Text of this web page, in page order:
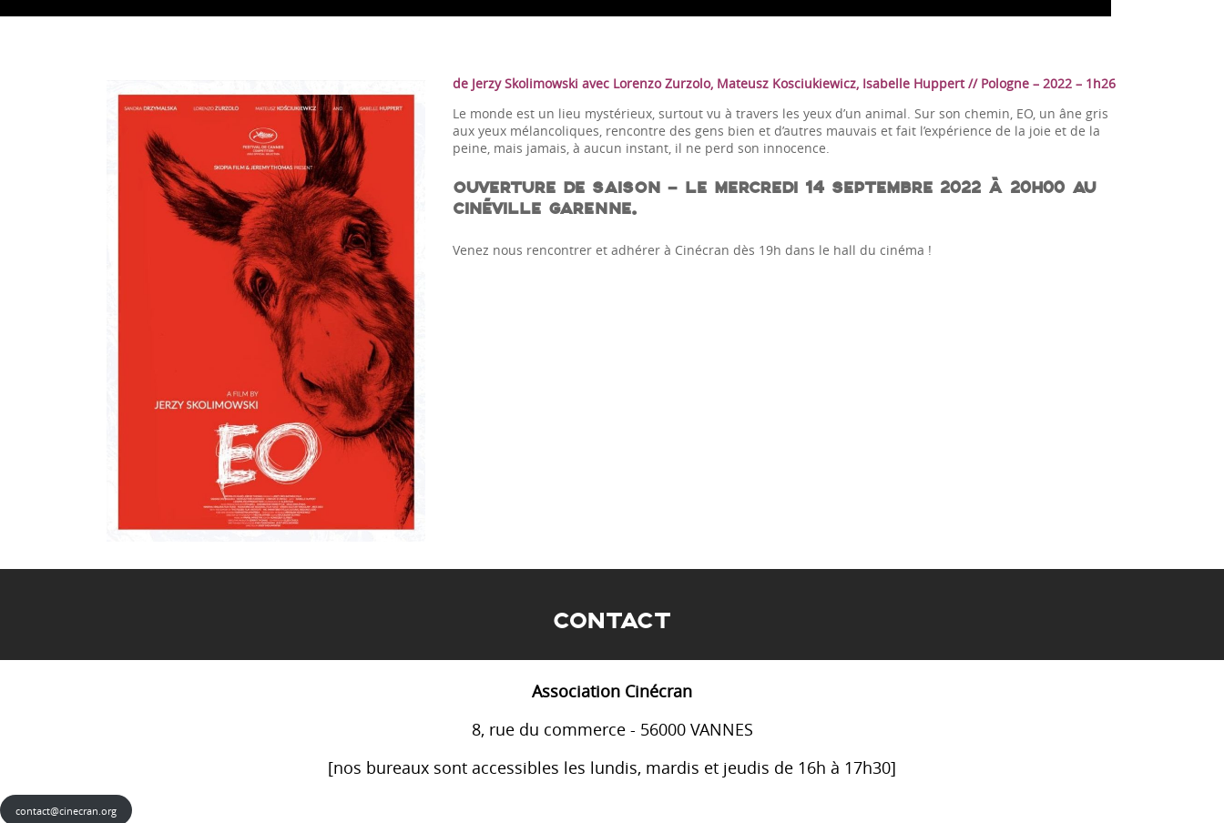
de Jerzy Skolimowski avec Lorenzo Zurzolo, Mateusz Kosciukiewicz, Isabelle Huppert // Pologne – 2022 – 1h26
Le monde est un lieu mystérieux, surtout vu à travers les yeux d’un animal. Sur son chemin, EO, un âne gris
aux yeux mélancoliques, rencontre des gens bien et d’autres mauvais et fait l’expérience de la joie et de la
peine, mais jamais, à aucun instant, il ne perd son innocence.
OUVERTURE DE SAISON – LE MERCREDI 14 SEPTEMBRE 2022 À 20H00 AU
CINÉVILLE GARENNE.
Venez nous rencontrer et adhérer à Cinécran dès 19h dans le hall du cinéma !
CONTACT
Association Cinécran
8, rue du commerce - 56000 VANNES
[nos bureaux sont accessibles les lundis, mardis et jeudis de 16h à 17h30]
contact@cinecran.org